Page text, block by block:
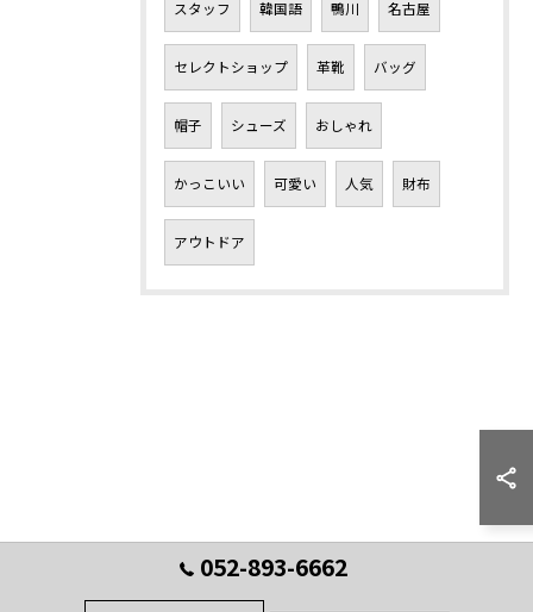
スタッフ 韓国語 鴨川 名古屋
セレクトショップ 革靴 バッグ
帽子 シューズ おしゃれ
かっこいい 可愛い 人気 財布
アウトドア
052-893-6662